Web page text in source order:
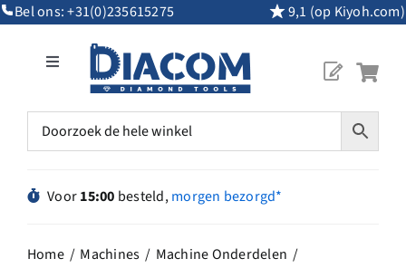
GaBel ons:+31(0)235615275 9,1 (op Kiyoh.com)
Toggle
Navigation
Mijn Account
Voor15:00 besteld,morgen bezorgd*
Home Machines
Machine Onderdelen